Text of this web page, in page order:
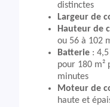
distinctes
Largeur de
Hauteur de
ou 56 à 102
Batterie :
pour 180 m²
minutes
Moteur de
haute et